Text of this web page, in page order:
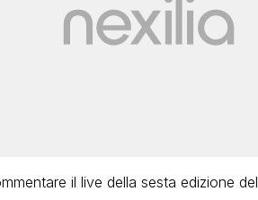
il live della sesta edizione del